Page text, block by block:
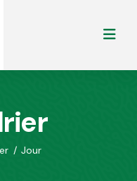
/ Jour